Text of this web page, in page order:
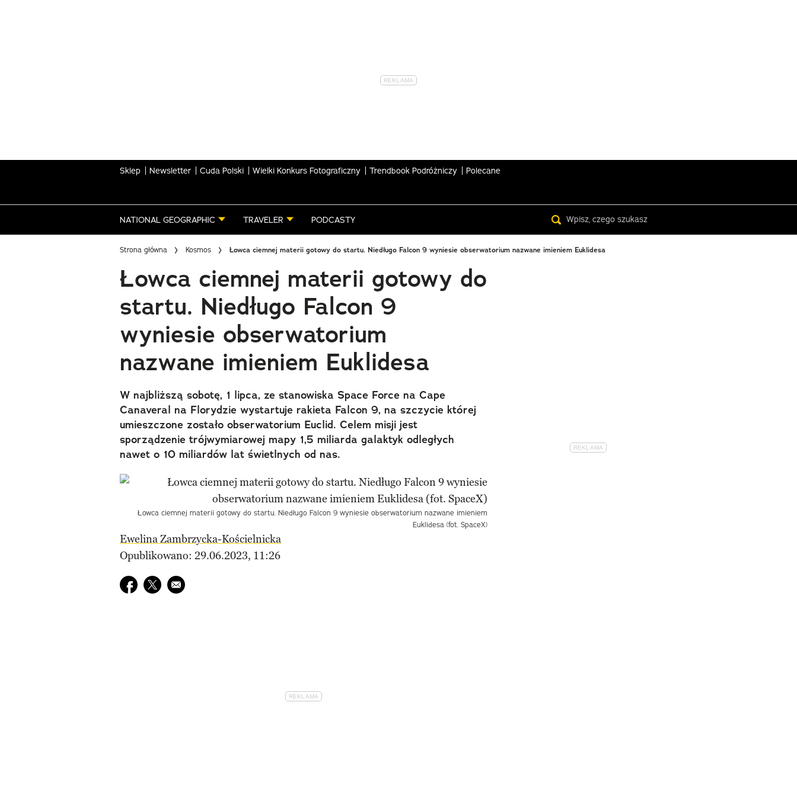
Sklep Newsletter Cuda Polski Wielki Konkurs Fotograficzny Trendbook Podróżniczy Polecane
NATIONAL GEOGRAPHIC TRAVELER PODCASTY
Strona główna Kosmos Łowca ciemnej materii gotowy do startu. Niedługo Falcon 9 wyniesie obserwatorium nazwane imieniem Euklidesa
Łowca ciemnej materii gotowy do
startu. Niedługo Falcon 9
wyniesie obserwatorium
nazwane imieniem Euklidesa
W najbliższą sobotę, 1 lipca, ze stanowiska Space Force na Cape
Canaveral na Florydzie wystartuje rakieta Falcon 9, na szczycie której
umieszczone zostało obserwatorium Euclid. Celem misji jest
sporządzenie trójwymiarowej mapy 1,5 miliarda galaktyk odległych
nawet o 10 miliardów lat świetlnych od nas.
Łowca ciemnej materii gotowy do startu. Niedługo Falcon 9 wyniesie obserwatorium nazwane imieniem
Euklidesa (fot. SpaceX)
Ewelina Zambrzycka-Kościelnicka
Opublikowano: 29.06.2023, 11:26
Udostępnij na facebook
Udostępnij na twitter
E-mail do przyjaciela